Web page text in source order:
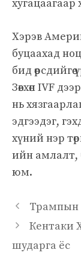
Хэрэв
буцаахад
бид
Зөвхөн IVF
нь
эдгээдэг,
хүний ​​нэр
ийн амлалт,
юм.
Трампын
Кентаки
шударга ёс